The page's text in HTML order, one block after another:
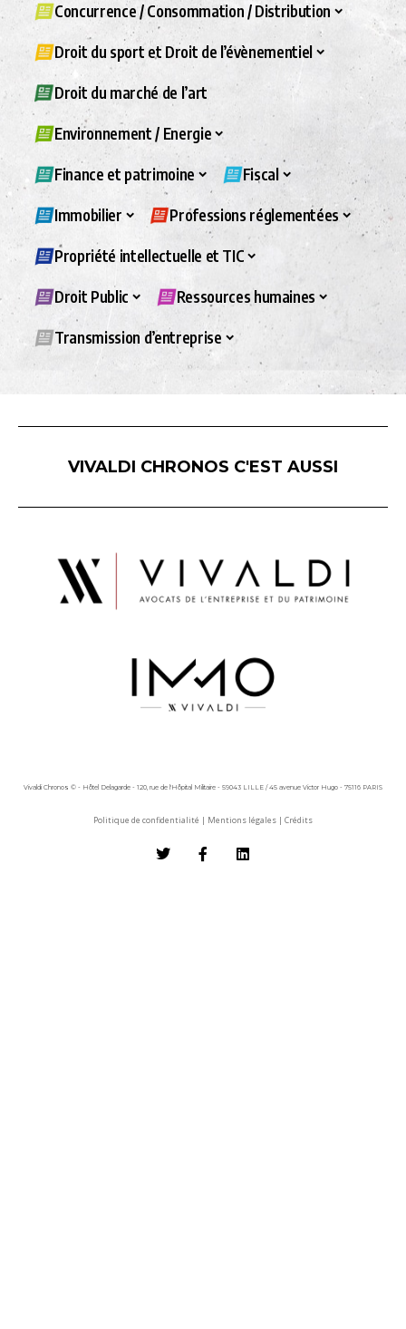
Concurrence / Consommation / Distribution
Droit du sport et Droit de l’évènementiel
Droit du marché de l’art
Environnement / Energie
Finance et patrimoine Fiscal
Immobilier Professions réglementées
Propriété intellectuelle et TIC
Droit Public Ressources humaines
Transmission d’entreprise
VIVALDI CHRONOS C'EST AUSSI
Vivaldi Chronos © - Hôtel Delagarde - 120, rue de l'Hôpital Militaire - 59043 LILLE / 45 avenue Victor Hugo - 75116 PARIS
Politique de confidentialité | Mentions légales | Crédits